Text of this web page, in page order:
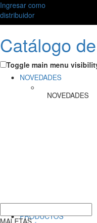
Ingresar como
distribuidor
Catálogo
Toggle main menu
NOVEDADES
NOVEDADES
PRODUCTOS
MALETAS